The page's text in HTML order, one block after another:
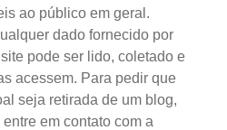
ao público em geral.
dado fornecido por
pode ser lido, coletado e
acessem. Para pedir que
seja retirada de um blog,
em contato com a